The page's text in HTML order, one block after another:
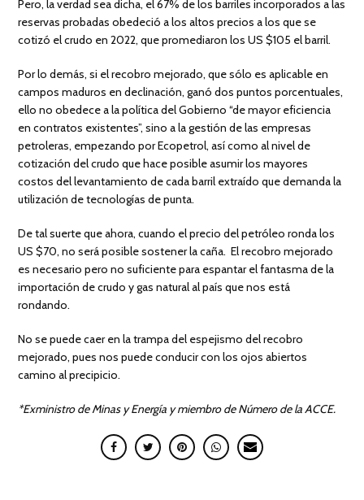
Pero, la verdad sea dicha, el 67% de los barriles incorporados a las
reservas probadas obedeció a los altos precios a los que se
cotizó el crudo en 2022, que promediaron los US $105 el barril.
Por lo demás, si el recobro mejorado, que sólo es aplicable en
campos maduros en declinación, ganó dos puntos porcentuales,
ello no obedece a la política del Gobierno “de mayor eficiencia
en contratos existentes”, sino a la gestión de las empresas
petroleras, empezando por Ecopetrol, así como al nivel de
cotización del crudo que hace posible asumir los mayores
costos del levantamiento de cada barril extraído que demanda la
utilización de tecnologías de punta.
De tal suerte que ahora, cuando el precio del petróleo ronda los
US $70, no será posible sostener la caña. El recobro mejorado
es necesario pero no suficiente para espantar el fantasma de la
importación de crudo y gas natural al país que nos está
rondando.
No se puede caer en la trampa del espejismo del recobro
mejorado, pues nos puede conducir con los ojos abiertos
camino al precipicio.
*Exministro de Minas y Energía y miembro de Número de la ACCE.